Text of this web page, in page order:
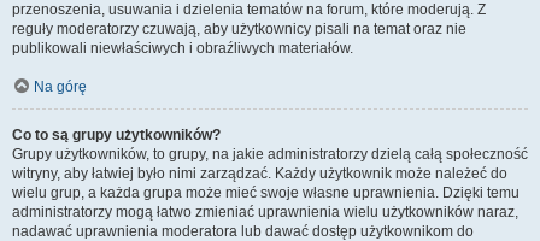
przenoszenia, usuwania i dzielenia tematów na forum, które moderują. Z
reguły moderatorzy czuwają, aby użytkownicy pisali na temat oraz nie
publikowali niewłaściwych i obraźliwych materiałów.
Na górę
Co to są grupy użytkowników?
Grupy użytkowników, to grupy, na jakie administratorzy dzielą całą społeczność
witryny, aby łatwiej było nimi zarządzać. Każdy użytkownik może należeć do
wielu grup, a każda grupa może mieć swoje własne uprawnienia. Dzięki temu
administratorzy mogą łatwo zmieniać uprawnienia wielu użytkowników naraz,
nadawać uprawnienia moderatora lub dawać dostęp użytkownikom do